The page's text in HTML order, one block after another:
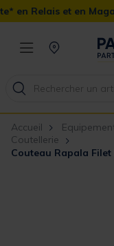
en Magasin ainsi que
Accueil
Coutellerie
Couteau Rapala